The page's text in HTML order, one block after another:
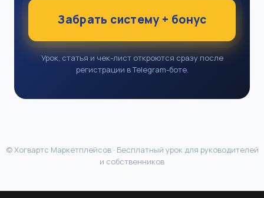
Забрать систему + бонус
Урок, статья и чек-лист откроются сразу после
регистрации в Telegram-боте.
© Хогвартс Маркетплейсов · Бесплатный урок для руководителей
и собственников